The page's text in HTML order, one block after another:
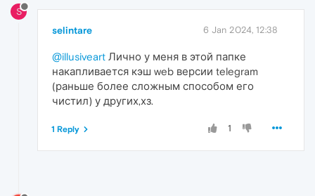
S
selintare 6 Jan 2024, 12:38
@illusiveart Лично у меня в этой папке
накапливается кэш web версии telegram
(раньше более сложным способом его
чистил) у других,хз.
1
1 Reply